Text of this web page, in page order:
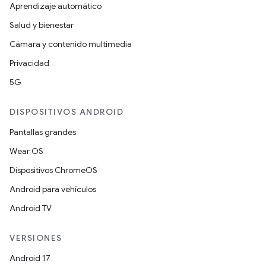
Aprendizaje automático
Salud y bienestar
Cámara y contenido multimedia
Privacidad
5G
DISPOSITIVOS ANDROID
Pantallas grandes
Wear OS
Dispositivos ChromeOS
Android para vehículos
Android TV
VERSIONES
Android 17